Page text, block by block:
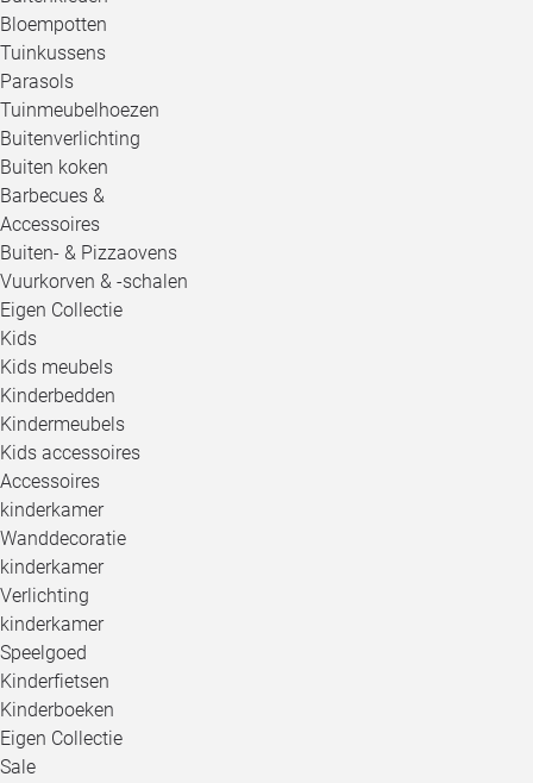
Bloempotten
Tuinkussens
Parasols
Tuinmeubelhoezen
Buitenverlichting
Buiten koken
Barbecues &
Accessoires
Buiten- & Pizzaovens
Vuurkorven & -schalen
Eigen Collectie
Kids
Kids meubels
Kinderbedden
Kindermeubels
Kids accessoires
Accessoires
kinderkamer
Wanddecoratie
kinderkamer
Verlichting
kinderkamer
Speelgoed
Kinderfietsen
Kinderboeken
Eigen Collectie
Sale